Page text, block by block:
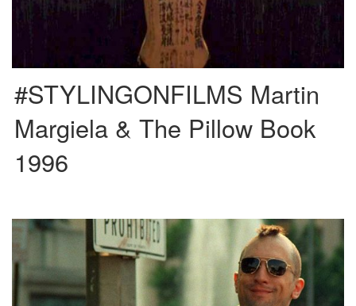
#STYLINGONFILMS Martin
Margiela & The Pillow Book
1996